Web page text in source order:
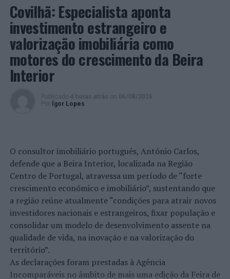
Covilhã: Especialista aponta
investimento estrangeiro e
valorização imobiliária como
motores do crescimento da Beira
Interior
Publicado 4 horas atrás on 06/08/2026
Por
Ígor Lopes
O consultor imobiliário português, António Carlos,
defende que a Beira Interior, localizada na Região
Centro de Portugal, atravessa um período de “forte
crescimento económico e imobiliário”, sustentando que
a região reúne atualmente “condições para atrair novos
investidores nacionais e estrangeiros, fixar população e
consolidar um modelo de desenvolvimento assente na
qualidade de vida, na inovação e na valorização do
território”.
As declarações foram prestadas à Agência
Incomparáveis no âmbito de mais uma edição da Feira de